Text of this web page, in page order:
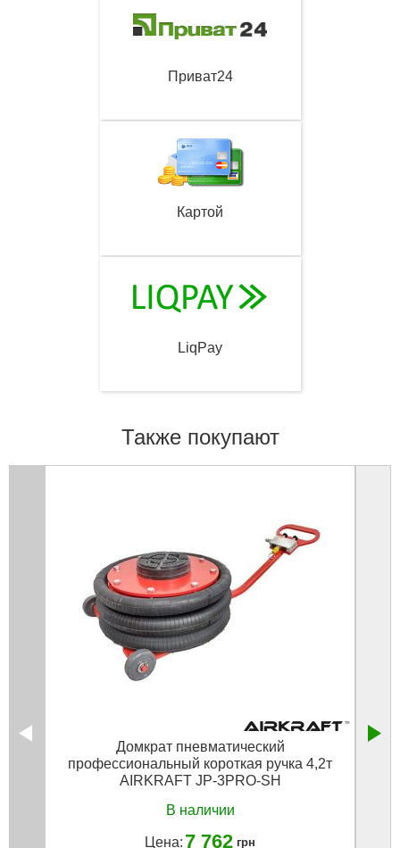
Приват24
Картой
LiqPay
Также покупают
Домкрат пневматический
профессиональный короткая ручка 4,2т
AIRKRAFT JP-3PRO-SH
В наличии
Цена: 7 762 грн